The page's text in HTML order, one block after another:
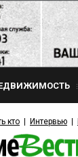
кто Интервью